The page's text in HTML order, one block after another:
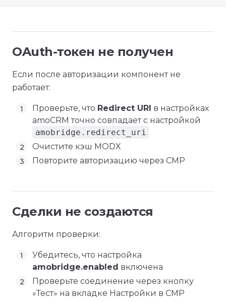
OAuth-токен не получен
Если после авторизации компонент не
работает:
Проверьте, что Redirect URI в настройках
amoCRM точно совпадает с настройкой
amobridge.redirect_uri
Очистите кэш MODX
Повторите авторизацию через CMP
Сделки не создаются
Алгоритм проверки:
Убедитесь, что настройка
amobridge.enabled включена
Проверьте соединение через кнопку
«Тест» на вкладке Настройки в CMP